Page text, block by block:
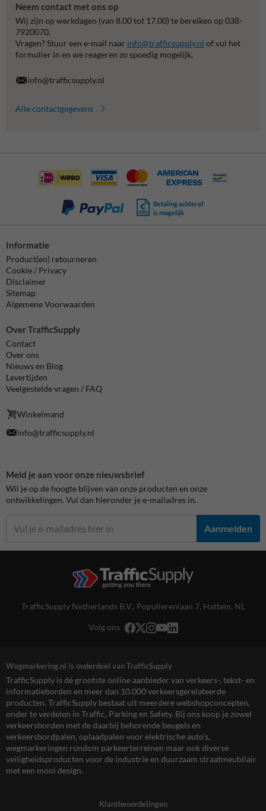
Neem contact met ons op
Wij zijn op werkdagen (van 8.00 tot 17.00) te bereiken op 038-
7920070.
Vragen? Stuur een e-mail naar info@trafficsupply.nl of vul het
formulier in en we reageren zo spoedig mogelijk.
info@trafficsupply.nl
Alle contactgegevens
Betaling achteraf
is mogelijk
Informatie
Product(en) retourneren
Cookie / Privacy
Disclaimer
Sitemap
Algemene Voorwaarden
Over TrafficSupply
Contact
Over ons
Nieuws en Blog
Levertijden
Veelgestelde vragen / FAQ
Winkelmand
info@trafficsupply.nl
Meld je aan voor onze nieuwsbrief
Wil je op de hoogte blijven van onze producten en onze
ontwikkelingen. Vul dan hieronder je e-mailadres in.
Aanmelden
TrafficSupply Netherlands B.V., Populierenlaan 7, Hattem, NL
Volg ons
Wegmarkering.nl is onderdeel van TrafficSupply
TrafficSupply is dé grootste online aanbieder van verkeers-, tekst- en
informatieborden en meer dan 10.000 verkeersgerelateerde
producten. TrafficSupply bestaat uit meerdere webshopconcepten,
onder te verdelen in Traffic, Parking en Safety. Bij ons koop je zowel
verkeersborden met de daarbij behorende beugels en
verkeersbordpalen, oplaadpalen voor elektrische auto’s,
wegmarkeringen rondom parkeerterreinen maar ook diverse
veiligheidsproducten voor de industrie en duurzaam straatmeubilair
met een mooi design.
Klantbeoordelingen